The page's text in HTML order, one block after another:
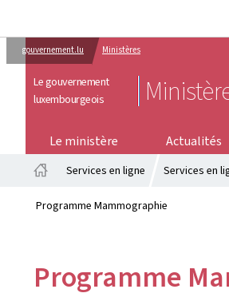
gouvernement.lu Ministères
Le gouvernement
luxembourgeois
Le ministère Actualités
Services en ligne Services en
Programme Mammographie
Programme